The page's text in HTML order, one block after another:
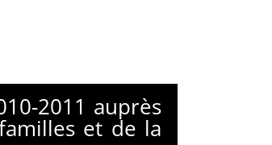
2011 auprès
et de la